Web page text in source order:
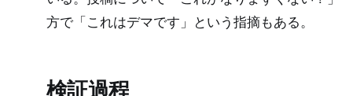
方で「これはデマです」という指摘もある。
検証過程